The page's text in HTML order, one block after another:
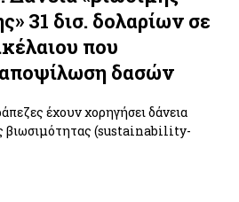
31 δισ. δολαρίων σε
που
δασών
έχουν χορηγήσει δάνεια
βιωσιμότητας (sustainability-